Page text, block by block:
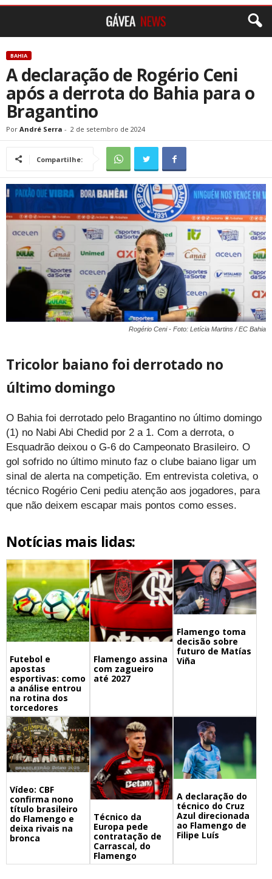
BAHIA
A declaração de Rogério Ceni
após a derrota do Bahia para o
Bragantino
Por André Serra - 2 de setembro de 2024
Compartilhe:
Rogério Ceni - Foto: Letícia Martins / EC Bahia
Tricolor baiano foi derrotado no
último domingo
O Bahia foi derrotado pelo Bragantino no último domingo
(1) no Nabi Abi Chedid por 2 a 1. Com a derrota, o
Esquadrão deixou o G-6 do Campeonato Brasileiro. O
gol sofrido no último minuto faz o clube baiano ligar um
sinal de alerta na competição. Em entrevista coletiva, o
técnico Rogério Ceni pediu atenção aos jogadores, para
que não deixem escapar mais pontos como esses.
Notícias mais lidas:
Futebol e
apostas
esportivas: como
a análise entrou
na rotina dos
torcedores
Flamengo assina
com zagueiro
até 2027
Flamengo toma
decisão sobre
futuro de Matías
Viña
Vídeo: CBF
confirma nono
título brasileiro
do Flamengo e
deixa rivais na
bronca
Técnico da
Europa pede
contratação de
Carrascal, do
Flamengo
A declaração do
técnico do Cruz
Azul direcionada
ao Flamengo de
Filipe Luís